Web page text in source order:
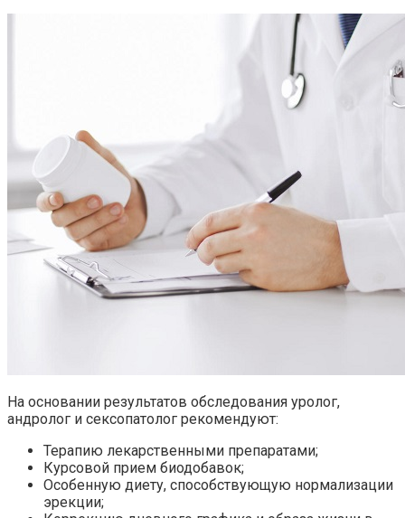
На основании результатов обследования уролог,
андролог и сексопатолог рекомендуют:
Терапию лекарственными препаратами;
Курсовой прием биодобавок;
Особенную диету, способствующую нормализации
эрекции;